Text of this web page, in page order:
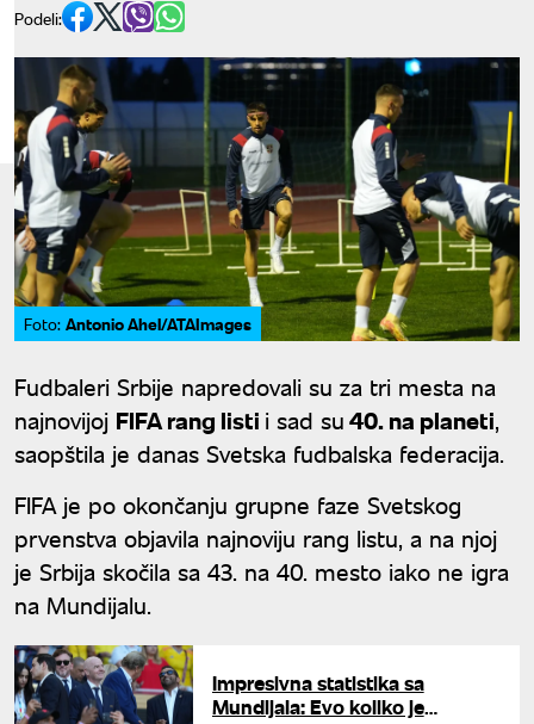
Podeli:
Foto: Antonio Ahel/ATAImages
Fudbaleri Srbije napredovali su za tri mesta na
najnovijoj FIFA rang listi i sad su40. na planeti,
saopštila je danas Svetska fudbalska federacija.
FIFA je po okončanju grupne faze Svetskog
prvenstva objavila najnoviju rang listu, a na njoj
je Srbija skočila sa 43. na 40. mesto iako ne igra
na Mundijalu.
Impresivna statistika sa
Mundijala: Evo koliko je